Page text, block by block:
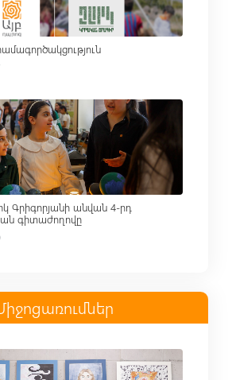
Գրիգորյանի անվան 4-րդ
գիտաժողովը